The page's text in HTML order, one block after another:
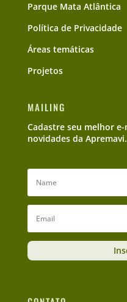
Parque Mata Atlântica
Política de Privacidade
Áreas temáticas
Projetos
MAILING
Cadastre seu melhor
novidades da Apremavi.